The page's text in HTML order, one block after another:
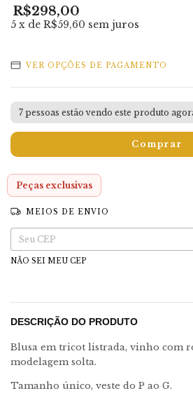
R$298,00
5 x de R$59,60 sem juros
VER OPÇÕES DE PAGAMENTO
7 pessoas estão vendo este produto
Peças exclusivas
MEIOS DE ENVIO
Entregas para o CEP:
NÃO SEI MEU CEP
DESCRIÇÃO DO PRODUTO
Blusa em tricot listrada, vinho com
modelagem solta.
Tamanho único, veste do P ao G.